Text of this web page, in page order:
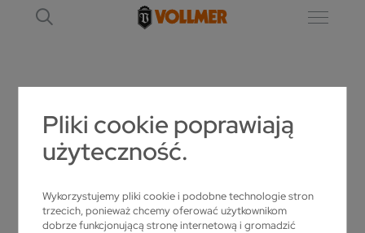
Pliki cookie poprawiają
użyteczność.
Wykorzystujemy pliki cookie i podobne technologie stron
trzecich, ponieważ chcemy oferować użytkownikom
dobrze funkcjonującą stronę internetową i gromadzić
STAŃ SIĘ BARDZIEJ KONKURENCYJNY
KOMPETENCJE VOLLMER SPRAWDZĄ SIĘ
WSZĘDZIE